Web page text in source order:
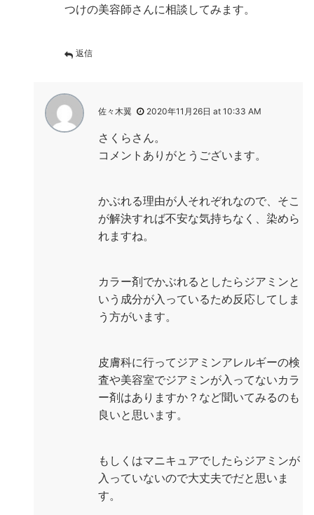
つけの美容師さんに相談してみます。
返信
佐々木翼 2020年11月26日 at 10:33 AM
さくらさん。
コメントありがとうございます。
かぶれる理由が人それぞれなので、そこ
が解決すれば不安な気持ちなく、染めら
れますね。
カラー剤でかぶれるとしたらジアミンと
いう成分が入っているため反応してしま
う方がいます。
皮膚科に行ってジアミンアレルギーの検
査や美容室でジアミンが入ってないカラ
ー剤はありますか？など聞いてみるのも
良いと思います。
もしくはマニキュアでしたらジアミンが
入っていないので大丈夫でだと思いま
す。